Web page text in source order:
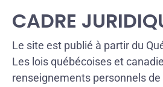
CADRE
Le site est publié à partir du
Les lois québécoises et
renseignements personnels de